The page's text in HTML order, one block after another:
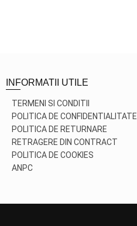
INFORMATII UTILE
TERMENI SI CONDITII
POLITICA DE CONFIDENTIALITATE
POLITICA DE RETURNARE
RETRAGERE DIN CONTRACT
POLITICA DE COOKIES
ANPC